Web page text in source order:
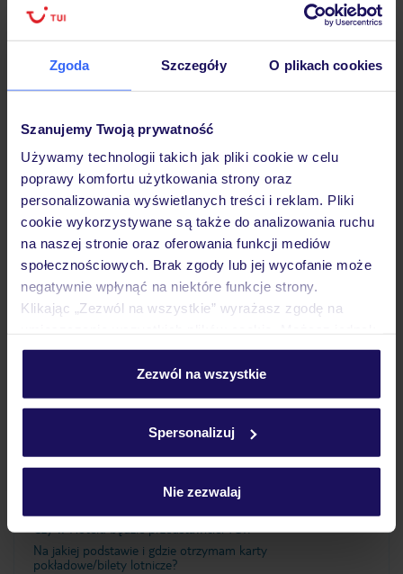
Zgoda Szczegóły O plikach cookies
Szanujemy Twoją prywatność
Używamy technologii takich jak pliki cookie w celu
poprawy komfortu użytkowania strony oraz
personalizowania wyświetlanych treści i reklam. Pliki
cookie wykorzystywane są także do analizowania ruchu
na naszej stronie oraz oferowania funkcji mediów
społecznościowych. Brak zgody lub jej wycofanie może
negatywnie wpłynąć na niektóre funkcje strony.
Klikając „Zezwól na wszystkie” wyrażasz zgodę na
personalizować swój wybór wchodząc w zakładkę
Szczegółowe informacje o plikach cookie znajdziesz
Zezwól na wszystkie
Spersonalizuj
Nie zezwalaj
Hotel
Opinie
Pokoje
Wyżywienie
Ważne informacje
Czy w Hotelu będzie przedstawiciel TUI?
Na jakiej podstawie i gdzie otrzymam karty
pokładowe/bilety lotnicze?